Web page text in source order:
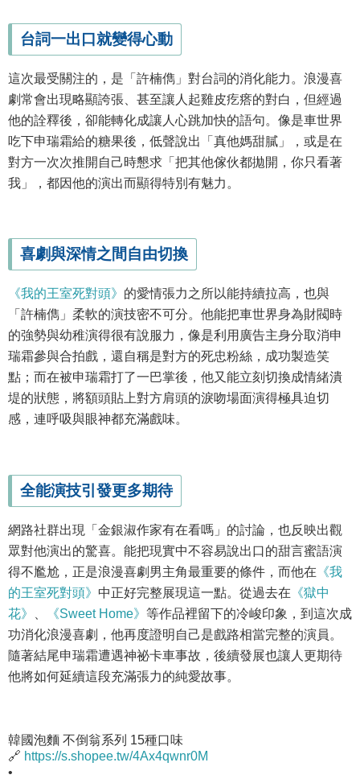
台詞一出口就變得心動
這次最受關注的，是「許楠儁」對台詞的消化能力。浪漫喜
劇常會出現略顯誇張、甚至讓人起雞皮疙瘩的對白，但經過
他的詮釋後，卻能轉化成讓人心跳加快的語句。像是車世界
吃下申瑞霜給的糖果後，低聲說出「真他媽甜膩」，或是在
對方一次次推開自己時懇求「把其他傢伙都拋開，你只看著
我」，都因他的演出而顯得特別有魅力。
喜劇與深情之間自由切換
《我的王室死對頭》 的愛情張力之所以能持續拉高，也與
「許楠儁」柔軟的演技密不可分。他能把車世界身為財閥時
的強勢與幼稚演得很有說服力，像是利用廣告主身分取消申
瑞霜參與合拍戲，還自稱是對方的死忠粉絲，成功製造笑
點；而在被申瑞霜打了一巴掌後，他又能立刻切換成情緒潰
堤的狀態，將額頭貼上對方肩頭的淚吻場面演得極具迫切
感，連呼吸與眼神都充滿戲味。
全能演技引發更多期待
網路社群出現「金銀淑作家有在看嗎」的討論，也反映出觀
眾對他演出的驚喜。能把現實中不容易說出口的甜言蜜語演
得不尷尬，正是浪漫喜劇男主角最重要的條件，而他在 《我
的王室死對頭》 中正好完整展現這一點。從過去在 《獄中
花》
《Sweet Home》 等作品裡留下的冷峻印象，到這次成
功消化浪漫喜劇，他再度證明自己是戲路相當完整的演員。
隨著結尾申瑞霜遭遇神祕卡車事故，後續發展也讓人更期待
他將如何延續這段充滿張力的純愛故事。
韓國泡麵 不倒翁系列 15種口味
🔗 https://s.shopee.tw/4Ax4qwnr0M
•